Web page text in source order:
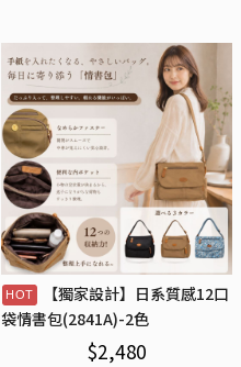
【獨家設計】日系質感12口
袋情書包(2841A)-2色
$2,480